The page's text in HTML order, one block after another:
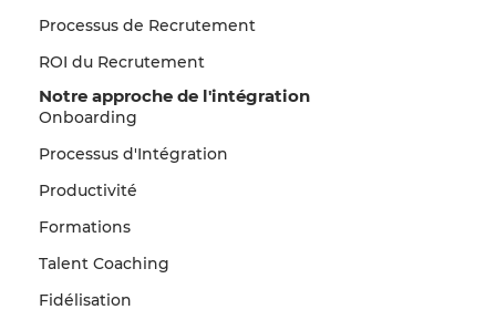
Processus de Recrutement
ROI du Recrutement
Notre approche de l'intégration
Onboarding
Processus d'Intégration
Productivité
Formations
Talent Coaching
Fidélisation